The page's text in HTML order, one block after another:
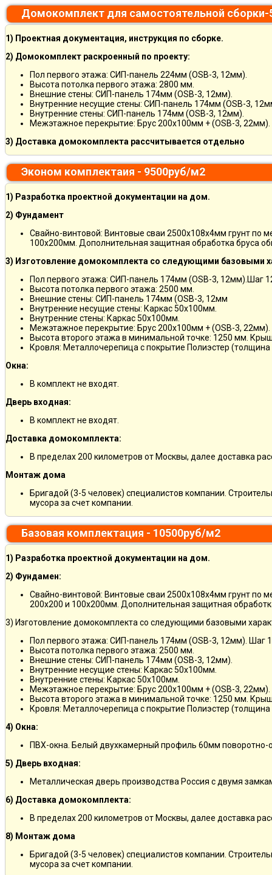
Домокомплект для самостоятельной
1) Проектная документация, инструкция по сборке.
2) Домокомплект раскроенный по проекту:
Пол первого этажа: СИП-панель 224мм (OSB-3, 12мм).
Высота потолка первого этажа: 2800 мм.
Внешние стены: СИП-панель 174мм (OSB-3, 12мм).
Внутренние несущие стены: СИП-панель 174мм (OSB-3,
Внутренние стены: СИП-панель 174мм (OSB-3, 12мм).
Межэтажное перекрытие: Брус 200х100мм + (OSB-3, 22мм).
3) Доставка домокомплекта рассчитывается отдельно
Эконом комплектаия - 9500руб/м2
1) Разработка проектной документации на дом.
2) Фундамент
Свайно-винтовой: Винтовые сваи 2500х108х4мм грунт по
100х200мм. Дополнительная защитная обработка бруса
3) Изготовление домокомплекта со следующими базовыми
Пол первого этажа: СИП-панель 174мм (OSB-3, 12мм).Шаг
Высота потолка первого этажа: 2500 мм.
Внешние стены: СИП-панель 174мм (OSB-3, 12мм
Внутренние несущие стены: Каркас 50х100мм.
Внутренние стены: Каркас 50х100мм.
Межэтажное перекрытие: Брус 200х100мм + (OSB-3, 22мм).
Высота второго этажа в минимальной точке: 1250 мм.
Кровля: Металлочерепица с покрытие Полиэстер
Окна:
В комплект не входят.
Дверь входная:
В комплект не входят.
Доставка домокомплекта:
В пределах 200 километров от Москвы, далее доставка
Монтаж дома
Бригадой (3-5 человек) специалистов компании.
мусора за счет компании.
Базовая комплектация - 10500руб/м2
1) Разработка проектной документации на дом.
2) Фундамен:
Свайно-винтовой: Винтовые сваи 2500х108х4мм грунт по
200х200 и 100х200мм. Дополнительная защитная
3) Изготовление домокомплекта со следующими базовыми
Пол первого этажа: СИП-панель 174мм (OSB-3, 12мм). Шаг
Высота потолка первого этажа: 2500 мм.
Внешние стены: СИП-панель 174мм (OSB-3, 12мм).
Внутренние несущие стены: Каркас 50х100мм.
Внутренние стены: Каркас 50х100мм.
Межэтажное перекрытие: Брус 200х100мм + (OSB-3, 22мм).
Высота второго этажа в минимальной точке: 1250 мм.
Кровля: Металлочерепица с покрытие Полиэстер
4) Окна:
ПВХ-окна. Белый двухкамерный профиль 60мм поворотно-
5) Дверь входная:
Металлическая дверь производства Россия с двумя
6) Доставка домокомплекта:
В пределах 200 километров от Москвы, далее доставка
8) Монтаж дома
Бригадой (3-5 человек) специалистов компании.
мусора за счет компании.